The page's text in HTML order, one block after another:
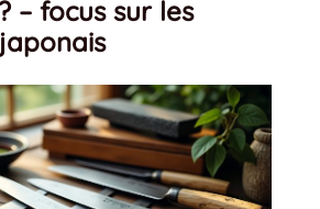
– focus sur les